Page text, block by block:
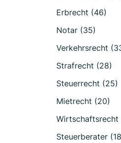
Erbrecht (46)
Notar (35)
Verkehrsrecht
Strafrecht (28)
Steuerrecht (25)
Mietrecht (20)
Wirtschaftsrecht
Steuerberater